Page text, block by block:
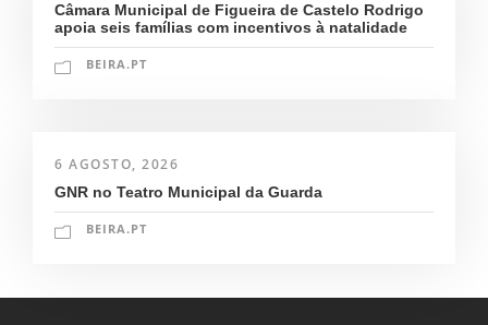
Câmara Municipal de Figueira de Castelo Rodrigo
apoia seis famílias com incentivos à natalidade
BEIRA.PT
6 AGOSTO, 2026
GNR no Teatro Municipal da Guarda
BEIRA.PT